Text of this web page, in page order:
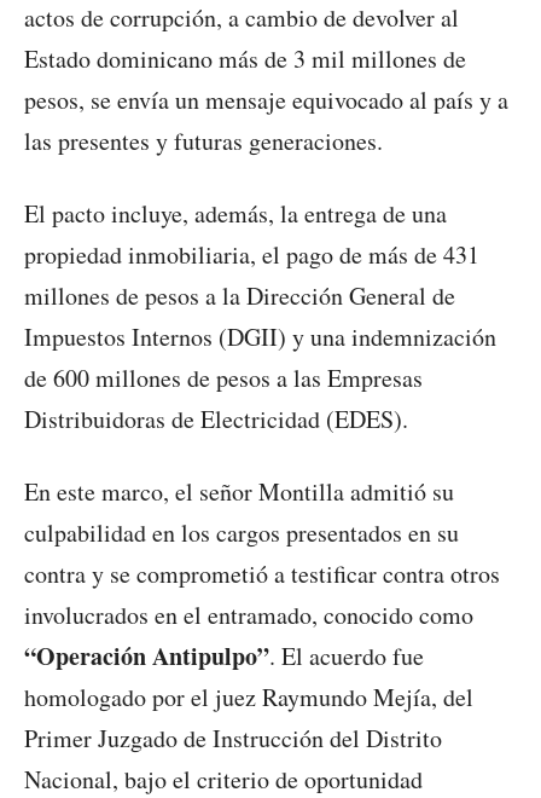
actos de corrupción, a cambio de devolver al
Estado dominicano más de 3 mil millones de
pesos, se envía un mensaje equivocado al país y a
las presentes y futuras generaciones.
El pacto incluye, además, la entrega de una
propiedad inmobiliaria, el pago de más de 431
millones de pesos a la Dirección General de
Impuestos Internos (DGII) y una indemnización
de 600 millones de pesos a las Empresas
Distribuidoras de Electricidad (EDES).
En este marco, el señor Montilla admitió su
culpabilidad en los cargos presentados en su
contra y se comprometió a testificar contra otros
involucrados en el entramado, conocido como
“Operación Antipulpo”. El acuerdo fue
homologado por el juez Raymundo Mejía, del
Primer Juzgado de Instrucción del Distrito
Nacional, bajo el criterio de oportunidad